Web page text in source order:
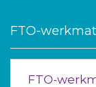
FTO-
FTO-